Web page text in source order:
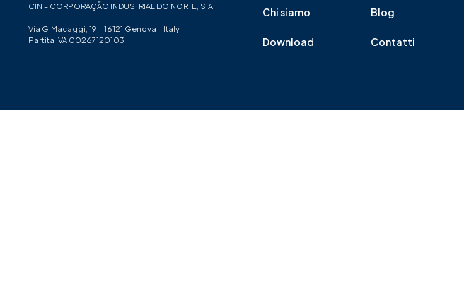
CIN – CORPORAÇÃO INDUSTRIAL DO NORTE, S.A.
Via G.Macaggi, 19 – 16121 Genova – Italy
Partita IVA 00267120103
Chi siamo
Download
Blog
Contatti